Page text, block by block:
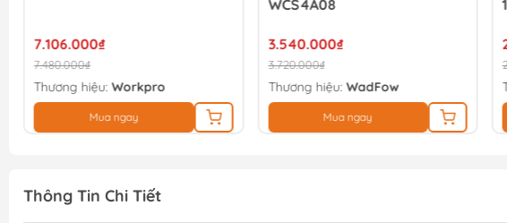
3.540.000₫
3.720.000₫
Thương hiệu:WadFow
Mua ngay
1925mm WADFOW WCS3A08
26.280.000₫
29.200.000₫
Thương hiệu:WadFow
Mua ngay
Thông Tin Chi Tiết